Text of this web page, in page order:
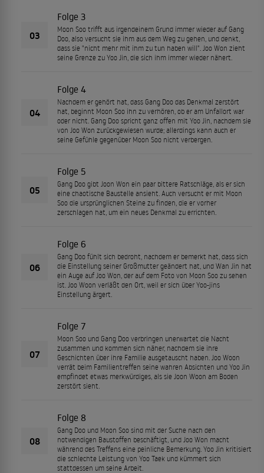
03
Folge 3
Moon Soo trifft aus irgendeinem Grund immer wieder auf Gang
Doo, also versucht sie ihm aus dem Weg zu gehen, und denkt,
dass sie "nicht mehr mit ihm zu tun haben will". Joo Won zieht
seine Grenze zu Yoo Jin, die sich ihm immer wieder nähert.
04
Folge 4
Nachdem er gehört hat, dass Gang Doo das Denkmal zerstört
hat, beginnt Moon Soo ihn zu verhören, ob er am Unfallort war
oder nicht. Gang Doo spricht ganz offen mit Yoo Jin, nachdem sie
von Joo Won zurückgewiesen wurde; allerdings kann auch er
seine Gefühle gegenüber Moon Soo nicht verbergen.
05
Folge 5
Gang Doo gibt Joon Won ein paar bittere Ratschläge, als er sich
eine chaotische Baustelle ansieht. Auch versucht er mit Moon
Soo die ursprünglichen Steine zu finden, die er vorher
zerschlagen hat, um ein neues Denkmal zu errichten.
06
Folge 6
Gang Doo fühlt sich bedroht, nachdem er bemerkt hat, dass sich
die Einstellung seiner Großmutter geändert hat, und Wan Jin hat
ein Auge auf Joo Won, der auf dem Foto von Moon Soo zu sehen
ist. Joo Woon verläßt den Ort, weil er sich über Yoo-jins
Einstellung ärgert.
07
Folge 7
Moon Soo und Gang Doo verbringen unerwartet die Nacht
zusammen und kommen sich näher, nachdem sie ihre
Geschichten über ihre Familie ausgetauscht haben. Joo Woon
verrät beim Familientreffen seine wahren Absichten und Yoo Jin
empfindet etwas merkwürdiges, als sie Joon Woon am Boden
zerstört sieht.
08
Folge 8
Gang Doo und Moon Soo sind mit der Suche nach den
notwendigen Baustoffen beschäftigt, und Joo Won macht
während des Treffens eine peinliche Bemerkung. Yoo Jin kritisiert
die schlechte Leistung von Yoo Taek und kümmert sich
stattdessen um seine Arbeit.